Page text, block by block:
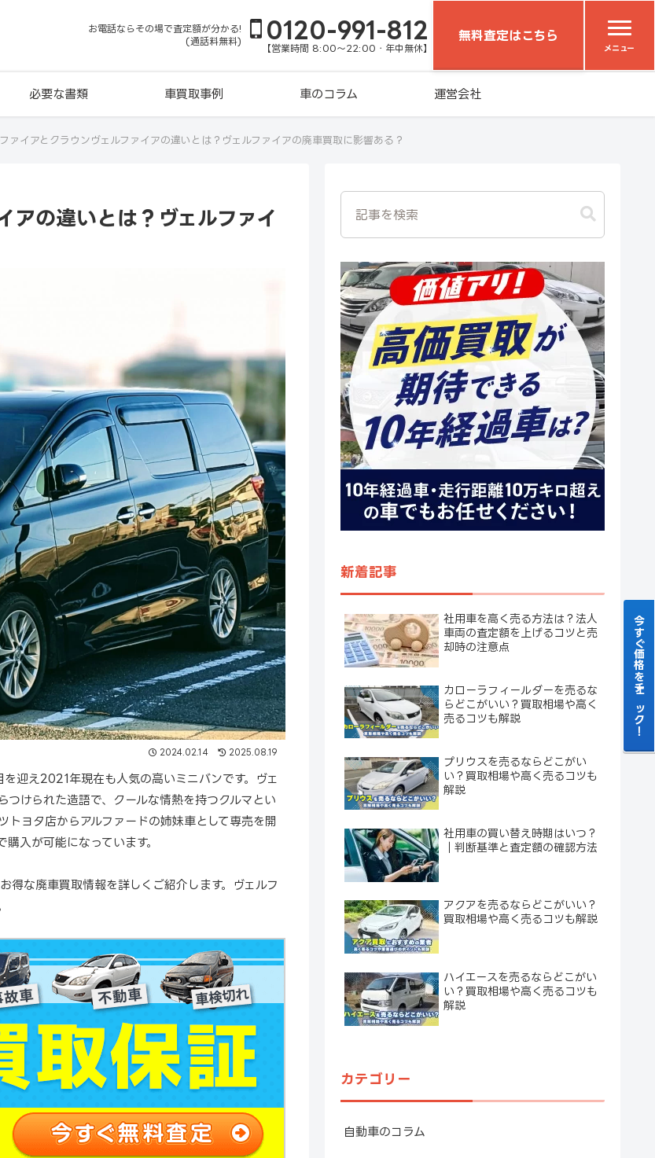
お電話ならその場で査定額が分かる!
(通話料無料)
0120-991-812
【営業時間 8:00～22:00・年中無休】
無料査定はこちら
メニュー
必要な書類 車買取事例 車のコラム 運営会社
ァイアとクラウンヴェルファイアの違いとは？ヴェルファイアの廃車買取に影響ある？
アの違いとは？ヴェルファイ
2024.02.14 2025.08.19
迎え2021年現在も人気の高いミニバンです。ヴェ
けられた造語で、クールな情熱を持つクルマとい
トヨタ店からアルファードの姉妹車として専売を開
入が可能になっています。
得な廃車買取情報を詳しくご紹介します。ヴェルフ
新着記事
社用車を高く売る方法は？法人
車両の査定額を上げるコツと売
却時の注意点
カローラフィールダーを売るな
らどこがいい？買取相場や高く
売るコツも解説
プリウスを売るならどこがい
い？買取相場や高く売るコツも
解説
社用車の買い替え時期はいつ？
｜判断基準と査定額の確認方法
アクアを売るならどこがいい？
買取相場や高く売るコツも解説
ハイエースを売るならどこがい
い？買取相場や高く売るコツも
解説
カテゴリー
自動車のコラム
今すぐ価格をチェック！